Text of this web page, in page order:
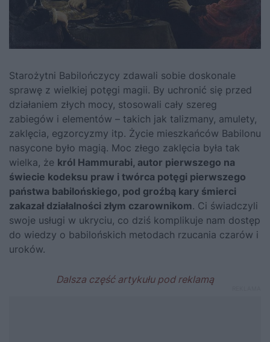
Starożytni Babilończycy zdawali sobie doskonale
sprawę z wielkiej potęgi magii. By uchronić się przed
działaniem złych mocy, stosowali cały szereg
zabiegów i elementów – takich jak talizmany, amulety,
zaklęcia, egzorcyzmy itp. Życie mieszkańców Babilonu
nasycone było magią. Moc złego zaklęcia była tak
wielka, że król Hammurabi, autor pierwszego na
świecie kodeksu praw i twórca potęgi pierwszego
państwa babilońskiego, pod groźbą kary śmierci
zakazał działalności złym czarownikom. Ci świadczyli
swoje usługi w ukryciu, co dziś komplikuje nam dostęp
do wiedzy o babilońskich metodach rzucania czarów i
uroków.